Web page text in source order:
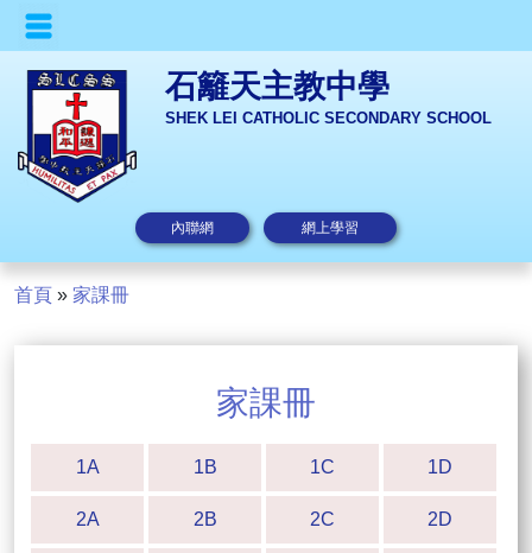
石籬天主教中學
SHEK LEI CATHOLIC SECONDARY SCHOOL
內聯網 網上學習
首頁 » 家課冊
家課冊
1A 1B 1C 1D
2A 2B 2C 2D